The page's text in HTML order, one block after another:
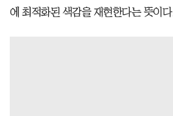
에 최적화된 색감을 재현한다는 뜻이다.